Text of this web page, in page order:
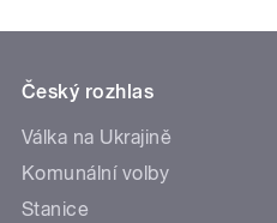
Český rozhlas
Válka na Ukrajině
Komunální volby
Stanice